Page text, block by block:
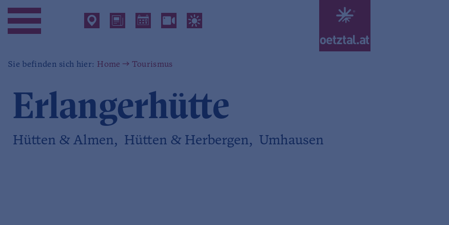
Sie befinden sich hier: Home Tourismus
Erlangerhütte
Hütten & Almen, Hütten & Herbergen, Umhausen